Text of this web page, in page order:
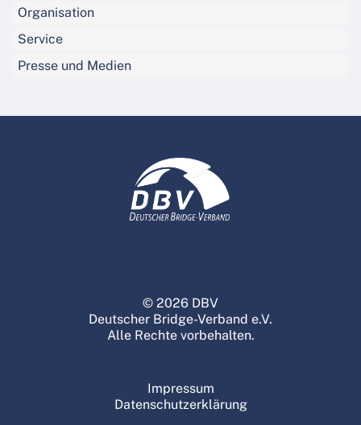
Organisation
Service
Presse und Medien
© 2026 DBV
Deutscher Bridge-Verband e.V.
Alle Rechte vorbehalten.
Impressum
Datenschutzerklärung